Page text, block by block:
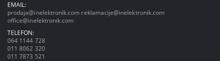
EMAIL:
prodaja@inelektronik.com reklamacije@inelektronik.com
office@inelektronik.com
TELEFON:
064 1144 728
011 8062 320
011 7873 521